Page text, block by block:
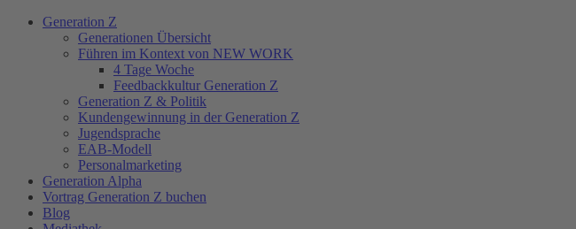
Generation Z
Generationen Übersicht
Führen im Kontext von NEW WORK
4 Tage Woche
Feedbackkultur Generation Z
Generation Z & Politik
Kundengewinnung in der Generation Z
Jugendsprache
EAB-Modell
Personalmarketing
Generation Alpha
Vortrag Generation Z buchen
Blog